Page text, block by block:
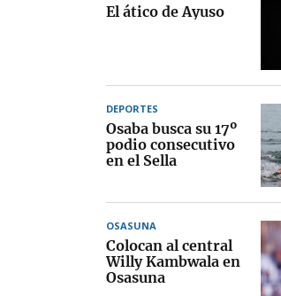
El ático de Ayuso
DEPORTES
Osaba busca su 17º
podio consecutivo
en el Sella
OSASUNA
Colocan al central
Willy Kambwala en
Osasuna